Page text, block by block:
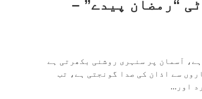
“رمضان پیدے” –
آسمان پر سنہری روشنی بکھرتی ہے
سے اذان کی صدا گونجتی ہے، تب
اور...